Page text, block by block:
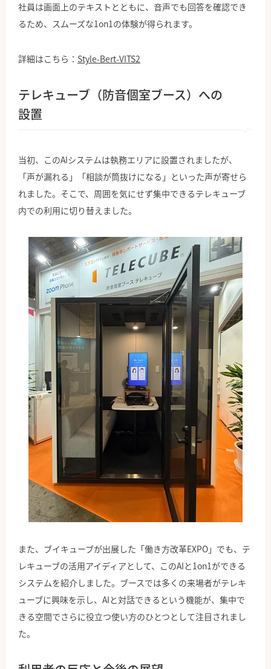
社員は画面上のテキストとともに、音声でも回答を確認でき
るため、スムーズな1on1の体験が得られます。
詳細はこちら： Style-Bert-VITS2
テレキューブ（防音個室ブース）への
設置
当初、このAIシステムは執務エリアに設置されましたが、
「声が漏れる」「相談が筒抜けになる」といった声が寄せら
れました。そこで、周囲を気にせず集中できるテレキューブ
内での利用に切り替えました。
また、ブイキューブが出展した「働き方改革EXPO」でも、テ
レキューブの活用アイディアとして、このAIと1on1ができる
システムを紹介しました。ブースでは多くの来場者がテレキ
ューブに興味を示し、AIと対話できるという機能が、集中で
きる空間でさらに役立つ使い方のひとつとして注目されまし
た。